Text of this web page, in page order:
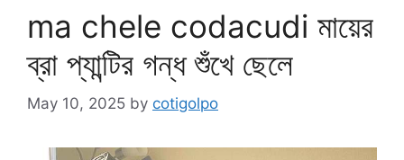
ma chele codacudi মায়ের
ব্রা প্যান্টির গন্ধ শুঁখে ছেলে
May 10, 2025 by cotigolpo